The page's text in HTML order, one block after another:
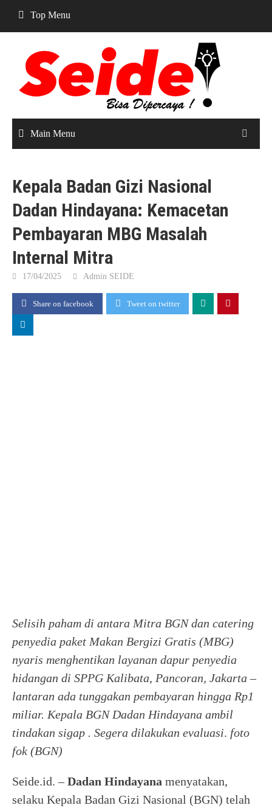
content
Top Menu
Main Menu
Kepala Badan Gizi Nasional
Dadan Hindayana: Kemacetan
Pembayaran MBG Masalah
Internal Mitra
17/04/2025 Admin SEIDE
Share on facebook Tweet on twitter
Selisih paham di antara Mitra BGN dan catering
penyedia paket Makan Bergizi Gratis (MBG)
nyaris menghentikan layanan dapur penyedia
hidangan di SPPG Kalibata, Pancoran, Jakarta –
lantaran ada tunggakan pembayaran hingga Rp1
miliar. Kepala BGN Dadan Hindayana ambil
tindakan sigap . Segera dilakukan evaluasi. foto
fok (BGN)
Seide.id. –Dadan Hindayana menyatakan,
selaku Kepala Badan Gizi Nasional (BGN) telah